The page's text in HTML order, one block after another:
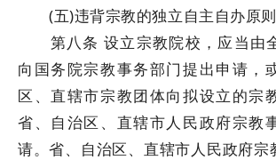
(五)违背宗教的独立自主自办原则
第八条 设立宗教院校，应当由
向国务院宗教事务部门提出申请，
区、直辖市宗教团体向拟设立的宗
省、自治区、直辖市人民政府宗教
请。省、自治区、直辖市人民政府宗